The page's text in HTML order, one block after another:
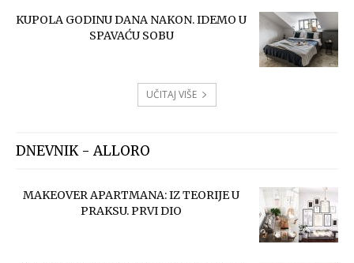
KUPOLA GODINU DANA NAKON. IDEMO U
SPAVAĆU SOBU
UČITAJ VIŠE
DNEVNIK - ALLORO
MAKEOVER APARTMANA: IZ TEORIJE U
PRAKSU. PRVI DIO